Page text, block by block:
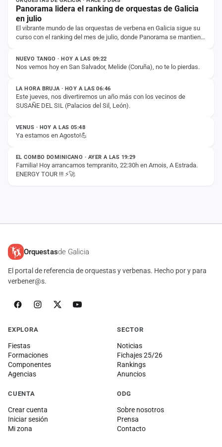
Panorama lidera el ranking de orquestas de Galicia
en julio
El vibrante mundo de las orquestas de verbena en Galicia sigue su
curso con el ranking del mes de julio, donde Panorama se mantiene
ESTADO
NUEVO TANGO · HOY A LAS 09:22
Nos vemos hoy en San Salvador, Melide (Coruña), no te lo pierdas.
ESTADO
LA HORA BRUJA · HOY A LAS 06:46
Este jueves, nos divertiremos un año más con los vecinos de
SUSAÑE DEL SIL (Palacios del Sil, León).
ESTADO
VENUS · HOY A LAS 05:48
Ya estamos en Agosto!💪
ESTADO
EL COMBO DOMINICANO · AYER A LAS 19:29
Familia! Hoy arrancamos tempranito, 22:30h en Arnois, A Estrada.
ENERGY TOUR !!! ⚡️🚀
Orquestasde Galicia
El portal de referencia de orquestas y verbenas. Hecho por y para
verbener@s.
EXPLORA
Fiestas
Formaciones
Componentes
Agencias
SECTOR
Noticias
Fichajes 25/26
Rankings
Anuncios
CUENTA
Crear cuenta
Iniciar sesión
Mi zona
ODG
Sobre nosotros
Prensa
Contacto
cuenta
Administración